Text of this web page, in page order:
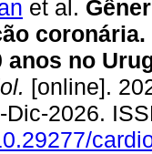
et al.
anos no
[online].
2026.